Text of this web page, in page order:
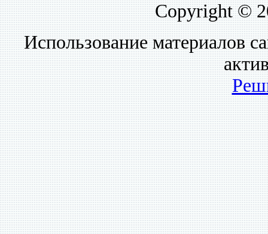
Copyright ©
Использование материалов